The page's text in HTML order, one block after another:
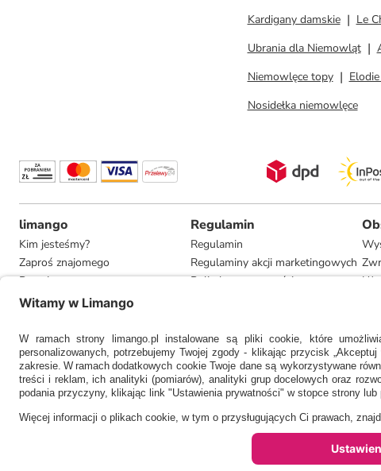
Kardigany damskie
Le
Ubrania dla Niemowląt
Niemowlęce topy
Nosidełka niemowlęce
limango
Kim jesteśmy?
Zaproś znajomego
Pracuj u nas
Informacje dla prasy
Regulamin
Regulamin
Regulaminy akcji marketingowych
Polityka prywatności
* Rekomendowana, niewiążąca cena detaliczna producenta,
ᵃ